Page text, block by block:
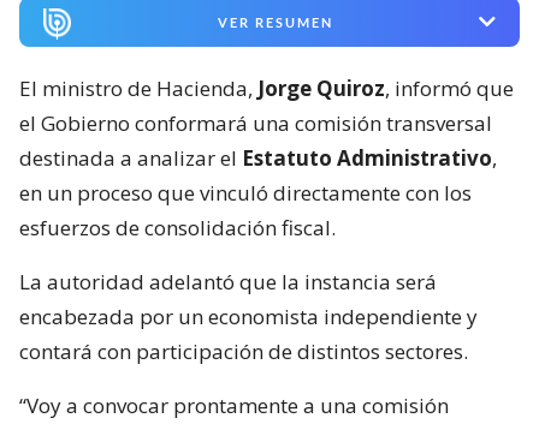
VER RESUMEN
El ministro de Hacienda, Jorge Quiroz, informó que
el Gobierno conformará una comisión transversal
destinada a analizar el Estatuto Administrativo,
en un proceso que vinculó directamente con los
esfuerzos de consolidación fiscal.
La autoridad adelantó que la instancia será
encabezada por un economista independiente y
contará con participación de distintos sectores.
“Voy a convocar prontamente a una comisión